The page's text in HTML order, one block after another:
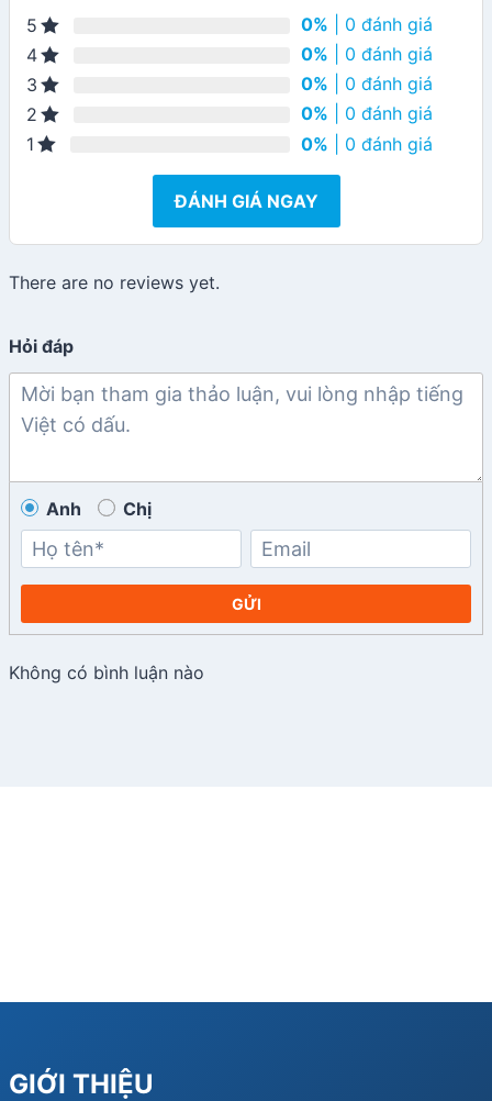
5 0% | 0 đánh giá
4
0% | 0 đánh giá
3
0% | 0 đánh giá
2
0% | 0 đánh giá
1
0% | 0 đánh giá
ĐÁNH GIÁ NGAY
There are no reviews yet.
Hỏi đáp
Anh Chị
GỬI
Không có bình luận nào
GIỚI THIỆU